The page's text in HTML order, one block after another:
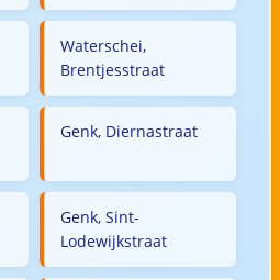
Waterschei,
Brentjesstraat
Genk, Diernastraat
Genk, Sint-
Lodewijkstraat